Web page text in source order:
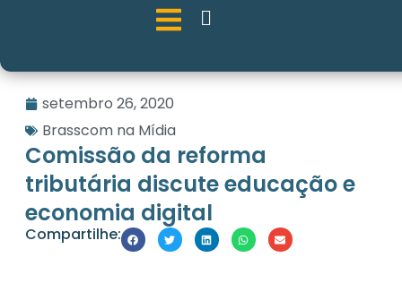
setembro 26, 2020
Brasscom na Mídia
Comissão da reforma
tributária discute educação e
economia digital
Compartilhe: